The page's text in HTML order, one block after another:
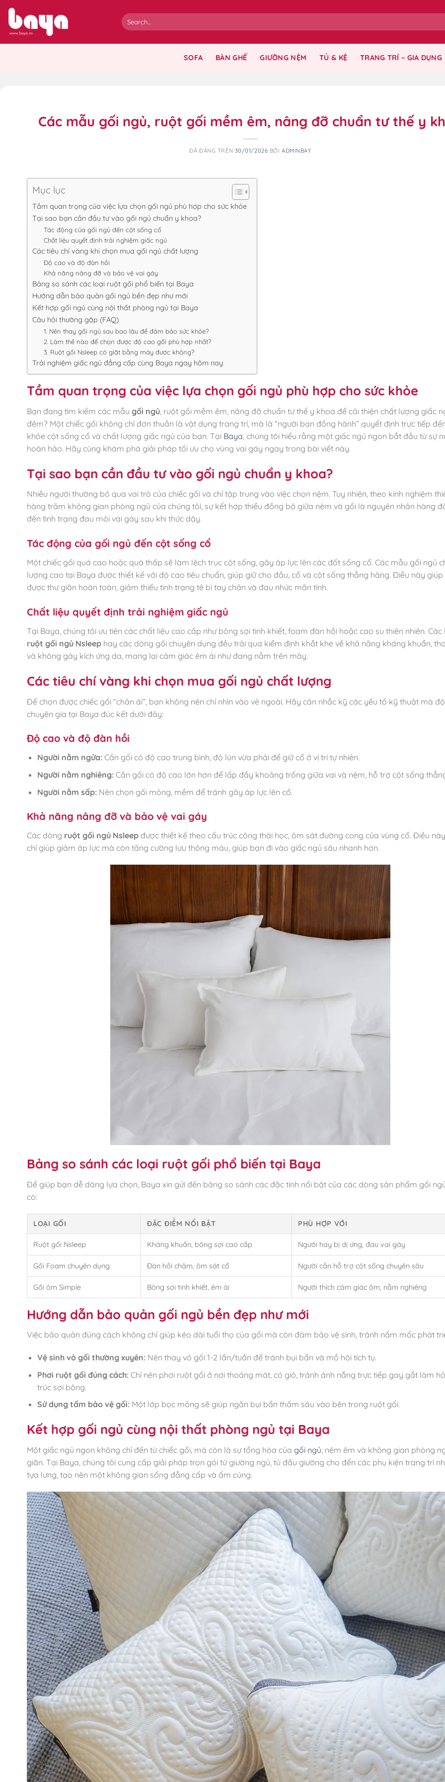
Chuyển
nội
dung
SOFA BÀN GHẾ GIƯỜNG NỆM TỦ & KỆ TRANG TRÍ – GIA DỤNG
Các mẫu gối ngủ, ruột gối mềm êm, nâng đỡ chuẩn tư thế y
ĐÃ ĐĂNG TRÊN 30/01/2026 BỞIADMINBAY
Mục lục
Tầm quan trọng của việc lựa chọn gối ngủ phù hợp cho sức khỏe
Tại sao bạn cần đầu tư vào gối ngủ chuẩn y khoa?
Tác động của gối ngủ đến cột sống cổ
Chất liệu quyết định trải nghiệm giấc ngủ
Các tiêu chí vàng khi chọn mua gối ngủ chất lượng
Độ cao và độ đàn hồi
Khả năng nâng đỡ và bảo vệ vai gáy
Bảng so sánh các loại ruột gối phổ biến tại Baya
Hướng dẫn bảo quản gối ngủ bền đẹp như mới
Kết hợp gối ngủ cùng nội thất phòng ngủ tại Baya
Câu hỏi thường gặp (FAQ)
1. Nên thay gối ngủ sau bao lâu để đảm bảo sức khỏe?
2. Làm thế nào để chọn được độ cao gối phù hợp nhất?
3. Ruột gối Nsleep có giặt bằng máy được không?
Trải nghiệm giấc ngủ đẳng cấp cùng Baya ngay hôm nay
Tầm quan trọng của việc lựa chọn gối ngủ phù hợp cho sức khỏe
Bạn đang tìm kiếm các mẫu gối ngủ , ruột gối mềm êm, nâng đỡ chuẩn tư thế y khoa để cải thiện chất lượng giấc
đêm? Một chiếc gối không chỉ đơn thuần là vật dụng trang trí, mà là “người bạn đồng hành” quyết định trực tiếp
khỏe cột sống cổ và chất lượng giấc ngủ của bạn. Tại Baya , chúng tôi hiểu rằng một giấc ngủ ngon bắt đầu từ sự
hoàn hảo. Hãy cùng khám phá giải pháp tối ưu cho vùng vai gáy ngay trong bài viết này.
Tại sao bạn cần đầu tư vào gối ngủ chuẩn y khoa?
Nhiều người thường bỏ qua vai trò của chiếc gối và chỉ tập trung vào việc chọn nệm. Tuy nhiên, theo kinh nghiệm
hàng trăm không gian phòng ngủ của chúng tôi, sự kết hợp thiếu đồng bộ giữa nệm và gối là nguyên nhân hàng
đến tình trạng đau mỏi vai gáy sau khi thức dậy.
Tác động của gối ngủ đến cột sống cổ
Một chiếc gối quá cao hoặc quá thấp sẽ làm lệch trục cột sống, gây áp lực lên các đốt sống cổ. Các mẫu gối ngủ
lượng cao tại Baya được thiết kế với độ cao tiêu chuẩn, giúp giữ cho đầu, cổ và cột sống thẳng hàng. Điều này
được thư giãn hoàn toàn, giảm thiểu tình trạng tê bì tay chân và đau nhức mãn tính.
Chất liệu quyết định trải nghiệm giấc ngủ
Tại Baya, chúng tôi ưu tiên các chất liệu cao cấp như bông sợi tinh khiết, foam đàn hồi hoặc cao su thiên nhiên. Các
ruột gối ngủ Nsleep hay các dòng gối chuyên dụng đều trải qua kiểm định khắt khe về khả năng kháng khuẩn,
và không gây kích ứng da, mang lại cảm giác êm ái như đang nằm trên mây.
Các tiêu chí vàng khi chọn mua gối ngủ chất lượng
Để chọn được chiếc gối “chân ái”, bạn không nên chỉ nhìn vào vẻ ngoài. Hãy cân nhắc kỹ các yếu tố kỹ thuật mà
chuyên gia tại Baya đúc kết dưới đây:
Độ cao và độ đàn hồi
Người nằm ngửa:Cần gối có độ cao trung bình, độ lún vừa phải để giữ cổ ở vị trí tự nhiên.
Người nằm nghiêng:Cần gối có độ cao lớn hơn để lấp đầy khoảng trống giữa vai và nệm, hỗ trợ cột sống
Người nằm sấp:Nên chọn gối mỏng, mềm để tránh gây áp lực lên cổ.
Khả năng nâng đỡ và bảo vệ vai gáy
Các dòng ruột gối ngủ Nsleep được thiết kế theo cấu trúc công thái học, ôm sát đường cong của vùng cổ. Điều
chỉ giúp giảm áp lực mà còn tăng cường lưu thông máu, giúp bạn đi vào giấc ngủ sâu nhanh hơn.
Bảng so sánh các loại ruột gối phổ biến tại Baya
Để giúp bạn dễ dàng lựa chọn, Baya xin gửi đến bảng so sánh các đặc tính nổi bật của các dòng sản phẩm gối
có:
LOẠI GỐI ĐẶC ĐIỂM NỔI BẬT PHÙ HỢP VỚI
Ruột gối Nsleep Kháng khuẩn, bông sợi cao cấp Người hay bị dị ứng, đau vai gáy
Gối Foam chuyên dụng Đàn hồi chậm, ôm sát cổ Người cần hỗ trợ cột sống chuyên sâu
Gối ôm Simple Bông sợi tinh khiết, êm ái Người thích cảm giác ôm, nằm nghiêng
Hướng dẫn bảo quản gối ngủ bền đẹp như mới
Việc bảo quản đúng cách không chỉ giúp kéo dài tuổi thọ của gối mà còn đảm bảo vệ sinh, tránh nấm mốc phát
Vệ sinh vỏ gối thường xuyên:Nên thay vỏ gối 1-2 lần/tuần để tránh bụi bẩn và mồ hôi tích tụ.
Phơi ruột gối đúng cách:Chỉ nên phơi ruột gối ở nơi thoáng mát, có gió, tránh ánh nắng trực tiếp gay gắt làm
trúc sợi bông.
Sử dụng tấm bảo vệ gối:Một lớp bọc mỏng sẽ giúp ngăn bụi bẩn thấm sâu vào bên trong ruột gối.
Kết hợp gối ngủ cùng nội thất phòng ngủ tại Baya
Một giấc ngủ ngon không chỉ đến từ chiếc gối, mà còn là sự tổng hòa của gối ngủ , nệm êm và không gian phòng
giãn. Tại Baya, chúng tôi cung cấp giải pháp trọn gói từ giường ngủ, tủ đầu giường cho đến các phụ kiện trang trí
tựa lưng, tạo nên một không gian sống đẳng cấp và ấm cúng.